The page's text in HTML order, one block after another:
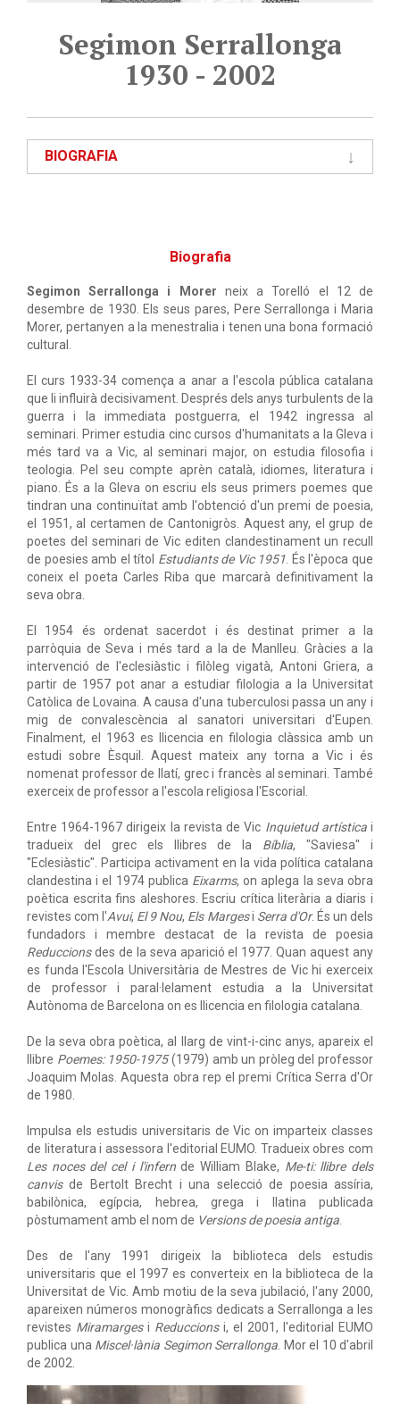
Segimon Serrallonga
1930 - 2002
BIOGRAFIA
Biografia
Segimon Serrallonga i Morer neix a Torelló el 12 de
desembre de 1930. Els seus pares, Pere Serrallonga i Maria
Morer, pertanyen a la menestralia i tenen una bona formació
cultural.
El curs 1933-34 comença a anar a l'escola pública catalana
que li influirà decisivament. Després dels anys turbulents de la
guerra i la immediata postguerra, el 1942 ingressa al
seminari. Primer estudia cinc cursos d'humanitats a la Gleva i
més tard va a Vic, al seminari major, on estudia filosofia i
teologia. Pel seu compte aprèn català, idiomes, literatura i
piano. És a la Gleva on escriu els seus primers poemes que
tindran una continuïtat amb l'obtenció d'un premi de poesia,
el 1951, al certamen de Cantonigròs. Aquest any, el grup de
poetes del seminari de Vic editen clandestinament un recull
de poesies amb el títol Estudiants de Vic 1951 . És l'època que
coneix el poeta Carles Riba que marcarà definitivament la
seva obra.
El 1954 és ordenat sacerdot i és destinat primer a la
parròquia de Seva i més tard a la de Manlleu. Gràcies a la
intervenció de l'eclesiàstic i filòleg vigatà, Antoni Griera, a
partir de 1957 pot anar a estudiar filologia a la Universitat
Catòlica de Lovaina. A causa d'una tuberculosi passa un any i
mig de convalescència al sanatori universitari d'Eupen.
Finalment, el 1963 es llicencia en filologia clàssica amb un
estudi sobre Èsquil. Aquest mateix any torna a Vic i és
nomenat professor de llatí, grec i francès al seminari. També
exerceix de professor a l'escola religiosa l'Escorial.
Entre 1964-1967 dirigeix la revista de Vic Inquietud artísticai
tradueix del grec els llibres de la Bíblia, "Saviesa" i
"Eclesiàstic". Participa activament en la vida política catalana
clandestina i el 1974 publica Eixarms, on aplega la seva obra
poètica escrita fins aleshores. Escriu crítica literària a diaris i
revistes com l'Avui, El 9 Nou, Els Margesi Serra d'Or. És un dels
fundadors i membre destacat de la revista de poesia
Reduccionsdes de la seva aparició el 1977. Quan aquest any
es funda l'Escola Universitària de Mestres de Vic hi exerceix
de professor i paral·lelament estudia a la Universitat
Autònoma de Barcelona on es llicencia en filologia catalana.
De la seva obra poètica, al llarg de vint-i-cinc anys, apareix el
llibre Poemes: 1950-1975(1979) amb un pròleg del professor
Joaquim Molas. Aquesta obra rep el premi Crítica Serra d'Or
de 1980.
Impulsa els estudis universitaris de Vic on imparteix classes
de literatura i assessora l'editorial EUMO. Tradueix obres com
Les noces del cel i l'infernde William Blake, Me-ti: llibre dels
canvisde Bertolt Brecht i una selecció de poesia assíria,
babilònica, egípcia, hebrea, grega i llatina publicada
pòstumament amb el nom de Versions de poesia antiga
Des de l'any 1991 dirigeix la biblioteca dels estudis
universitaris que el 1997 es converteix en la biblioteca de la
Universitat de Vic. Amb motiu de la seva jubilació, l'any 2000,
apareixen números monogràfics dedicats a Serrallonga a les
revistes Miramargesi Reduccionsi, el 2001, l'editorial EUMO
publica una Miscel·lània Segimon Serrallonga . Mor el 10 d'abril
de 2002.